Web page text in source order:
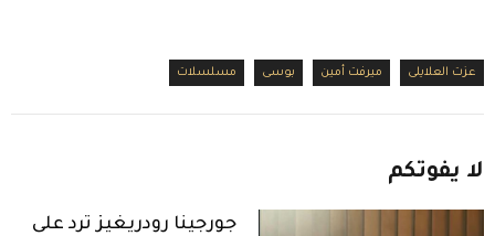
عزت العلايلى ميرفت أمين بوسى مسلسلات
لا يفوتكم
جورجينا رودريغيز ترد على